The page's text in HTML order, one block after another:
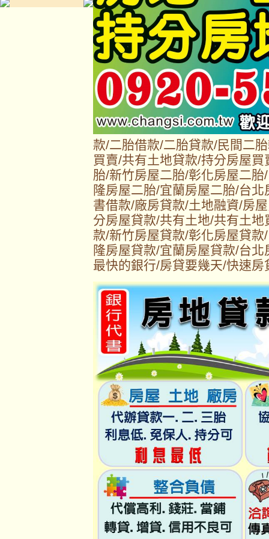
款/二胎借款/二胎貸款/民間二
買賣/共有土地貸款/持分房屋
胎/新竹房屋二胎/彰化房屋二
隆房屋二胎/宜蘭房屋二胎/台
書借款/廠房貸款/土地融資/房
分房屋貸款/共有土地/共有土
款/新竹房屋貸款/彰化房屋貸
隆房屋貸款/宜蘭房屋貸款/台
最快的銀行/房貸要幾天/快速房